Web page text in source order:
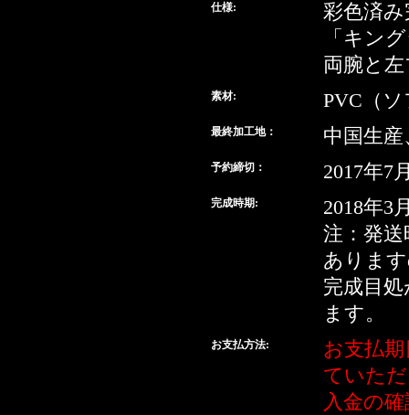
仕様:
彩色済
「キン
両腕と
素材: PVC（
最終加工地： 中国生
予約締切： 2017年7
完成時期:
2018年3
注：発
ありま
完成目
ます。
お支払方法:
お支払
ていた
入金の